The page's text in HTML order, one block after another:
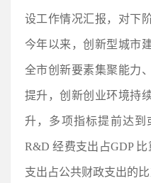
设工作情况汇报，对下
今年以来，创新型城市
全市创新要素集聚能力
提升，创新创业环境持
升，多项指标提前达
R&D 经费支出占GDP
支出占公共财政支出的